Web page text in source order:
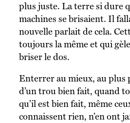
plus juste. La terre si dure
machines se brisaient. Il
nouvelle parlait de cela.
toujours la même et qui
briser le dos.
Enterrer au mieux, au plus profond. La joie
d’un trou bien fait, quand
qu’il est bien fait, même
connaissent rien, n’en ont